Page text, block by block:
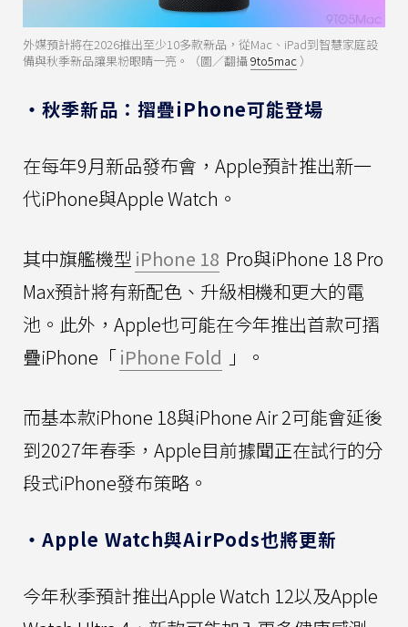
外媒預計將在2026推出至少10多款新品，從Mac、iPad到智慧家庭設
備與秋季新品讓果粉眼睛一亮。（圖／翻攝9to5mac ）
・秋季新品：摺疊iPhone可能登場
在每年9月新品發布會，Apple預計推出新一
代iPhone與Apple Watch。
其中旗艦機型 iPhone 18 Pro與iPhone 18 Pro
Max預計將有新配色、升級相機和更大的電
池。此外，Apple也可能在今年推出首款可摺
疊iPhone「iPhone Fold 」。
而基本款iPhone 18與iPhone Air 2可能會延後
到2027年春季，Apple目前據聞正在試行的分
段式iPhone發布策略。
・Apple Watch與AirPods也將更新
今年秋季預計推出Apple Watch 12以及Apple